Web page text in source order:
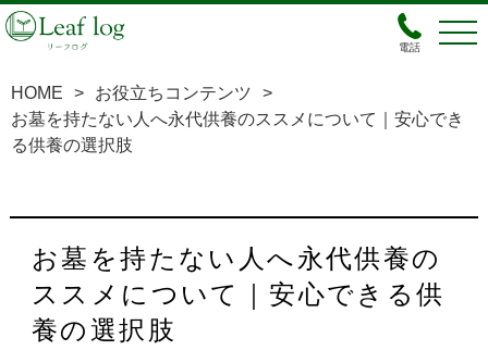
電話
HOME > お役立ちコンテンツ
>
お墓を持たない人へ永代供養のススメについて｜安心でき
る供養の選択肢
お墓を持たない人へ永代供養の
ススメについて｜安心できる供
養の選択肢